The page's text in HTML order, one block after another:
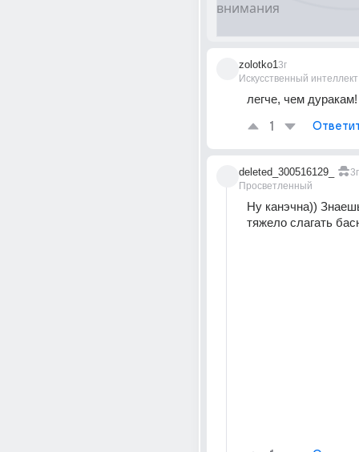
zolotko1
Искусственный интеллект
3г
легче, чем дуракам!
1
deleted_300516129_
Просветленный
3г
Ну канэчна))
тяжело слагать